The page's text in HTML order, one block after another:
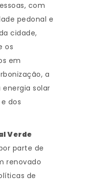
com
pedonal e
cidade,
os
em
a
solar
dos
Verde
parte de
renovado
de